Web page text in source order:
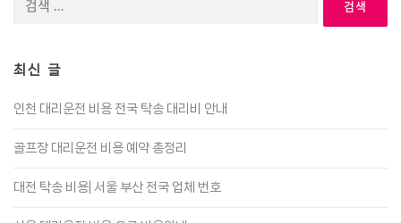
최신 글
인천 대리운전 비용 전국 탁송 대리비 안내
골프장 대리운전 비용 예약 총정리
대전 탁송 비용| 서울 부산 전국 업체 번호